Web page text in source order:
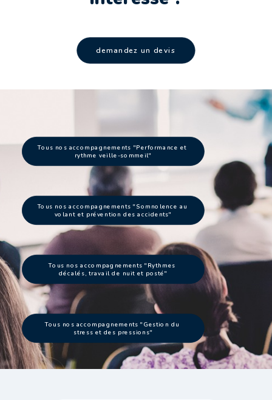
demandez un devis
Tous nos accompagnements "Performance et
rythme veille-sommeil"
Tous nos accompagnements "Somnolence au
volant et prévention des accidents"
Tous nos accompagnements "Rythmes
décalés, travail de nuit et posté"
Tous nos accompagnements "Gestion du
stress et des pressions"